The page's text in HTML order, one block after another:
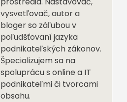
vysvetľovač, autor a
bloger so záľubou v
poľudšťovaní jazyka
podnikateľských zákonov.
Špecializujem sa na
spoluprácu s online a IT
podnikateľmi či tvorcami
obsahu.